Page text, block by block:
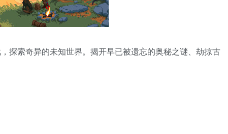
探索奇异的未知世界。揭开早已被遗忘的奥秘之谜、劫掠古